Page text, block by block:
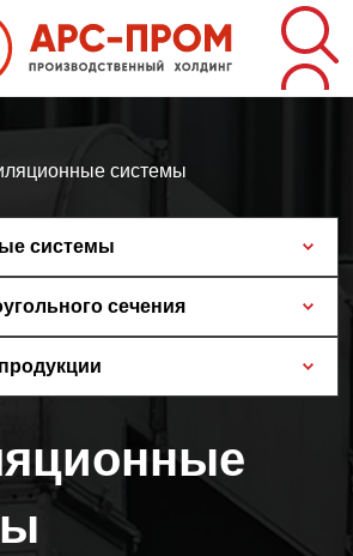
системы
системы
сечения